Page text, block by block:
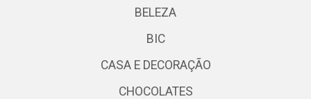
BELEZA
BIC
CASA E DECORAÇÃO
CHOCOLATES